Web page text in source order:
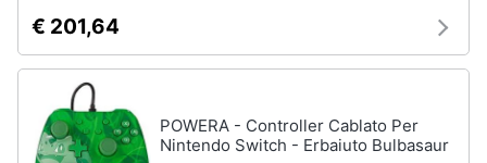
€ 201,64
POWERA - Controller Cablato Per
Nintendo Switch - Erbaiuto Bulbasaur